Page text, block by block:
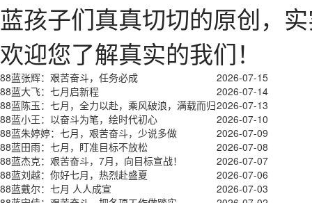
蓝孩子们真真切切的原创，
欢迎您了解真实的我们！
2026-07-15
88蓝张辉：艰苦奋斗，任务必成
2026-07-14
88蓝大飞：七月启新程
2026-07-13
88蓝陈玉：七月，全力以赴，乘风破浪，满载而归
2026-07-10
88蓝小王：以奋斗为笔，绘时代初心
2026-07-09
88蓝朱婷婷：七月，艰苦奋斗，少说多做
2026-07-08
88蓝田雨：七月，盯准目标不放松
2026-07-07
88蓝杰克：艰苦奋斗，7月，向目标宣战！
2026-07-06
88蓝刘越：你好七月，热烈赴盛夏
2026-07-03
88蓝戴尔：七月 人人成宣